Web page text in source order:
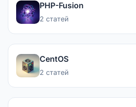
PHP-Fusion
2 статей
CentOS
2 статей